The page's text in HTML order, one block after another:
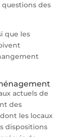
des
que les
actuels de
des
les locaux
dispositions